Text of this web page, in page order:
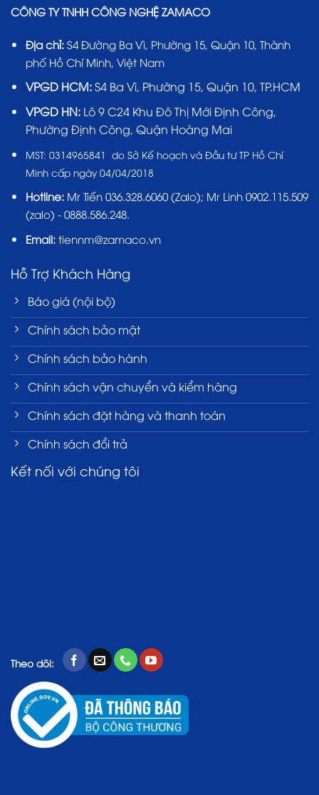
CÔNG TY TNHH CÔNG NGHỆ ZAMACO
Địa chỉ: S4 Đường Ba Vì, Phường 15, Quận 10, Thành
phố Hồ Chí Minh, Việt Nam
VPGD HCM:S4 Ba Vì, Phường 15, Quận 10, TP.HCM
VPGD HN:Lô 9 C24 Khu Đô Thị Mới Định Công,
Phường Định Công, Quận Hoàng Mai
MST: 0314965841 do Sở Kế hoạch và Đầu tư TP Hồ Chí
Minh cấp ngày 04/04/2018
Hotline: Mr Tiến 036.328.6060(Zalo); Mr Linh 0902.115.509
(zalo) - 0888.586.248.
Email:tiennm@zamaco.vn
Hỗ Trợ Khách Hàng
Báo giá (nội bộ)
Chính sách bảo mật
Chính sách bảo hành
Chính sách vận chuyển và kiểm hàng
Chính sách đặt hàng và thanh toán
Chính sách đổi trả
Kết nối với chúng tôi
Theo dõi: